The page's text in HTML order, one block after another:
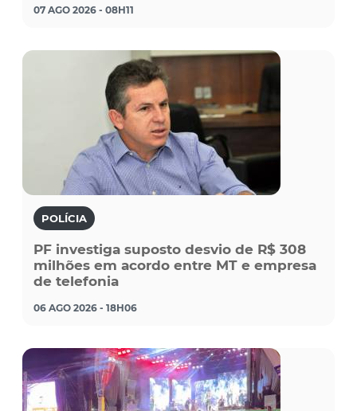
07 AGO 2026 - 08H11
POLÍCIA
PF investiga suposto desvio de R$ 308
milhões em acordo entre MT e empresa
de telefonia
06 AGO 2026 - 18H06